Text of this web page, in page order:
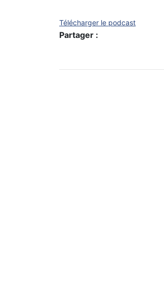
Télécharger le podcast
Partager :